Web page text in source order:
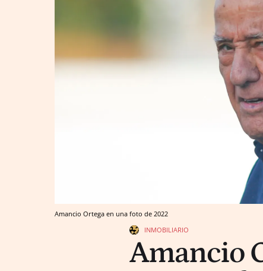
Amancio Ortega en una foto de 2022
INMOBILIARIO
Amancio